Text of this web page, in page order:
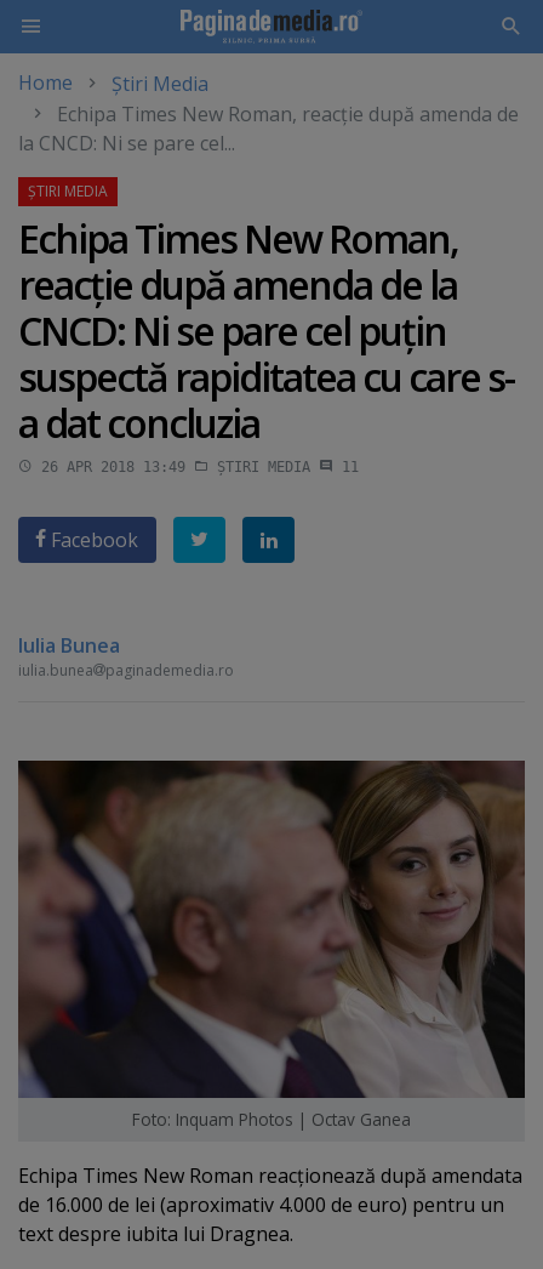
main
content
Home
Știri Media
Echipa Times New Roman, reacţie după amenda de
la CNCD: Ni se pare cel...
Echipa Times New Roman,
reacţie după amenda de la
CNCD: Ni se pare cel puţin
suspectă rapiditatea cu care s-
a dat concluzia
26 APR 2018 13:49 ȘTIRI MEDIA 11
Facebook
Iulia Bunea
iulia.bunea paginademedia.ro
Foto: Inquam Photos | Octav Ganea
Echipa Times New Roman reacţionează după amendata
de 16.000 de lei (aproximativ 4.000 de euro) pentru un
text despre iubita lui Dragnea.